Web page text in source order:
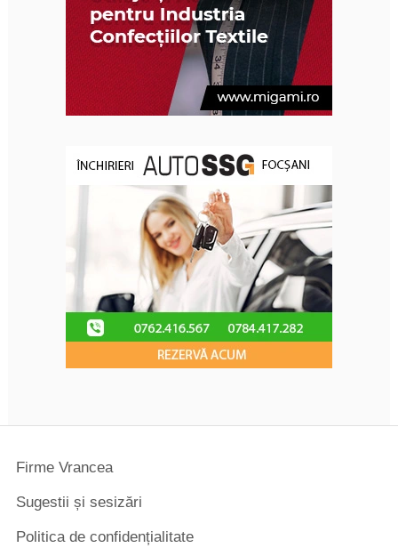
Firme Vrancea
Sugestii și sesizări
Politica de confidențialitate